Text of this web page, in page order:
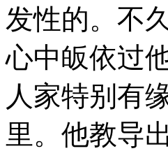
发性的。不
心中皈依过
人家特别有
里。他教导